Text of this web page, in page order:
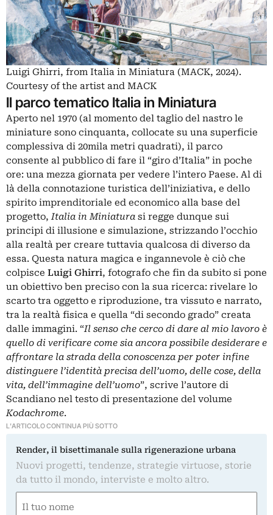
Luigi Ghirri, from Italia in Miniatura (MACK, 2024).
Courtesy of the artist and MACK
Il parco tematico Italia in Miniatura
Aperto nel 1970 (al momento del taglio del nastro le
miniature sono cinquanta, collocate su una superficie
complessiva di 20mila metri quadrati), il parco
consente al pubblico di fare il “giro d’Italia” in poche
ore: una mezza giornata per vedere l’intero Paese. Al di
là della connotazione turistica dell’iniziativa, e dello
spirito imprenditoriale ed economico alla base del
progetto,Italia in Miniatura si regge dunque sui
principi di illusione e simulazione, strizzando l’occhio
alla realtà per creare tuttavia qualcosa di diverso da
essa. Questa natura magica e ingannevole è ciò che
colpisce Luigi Ghirri, fotografo che fin da subito si pone
un obiettivo ben preciso con la sua ricerca: rivelare lo
scarto tra oggetto e riproduzione, tra vissuto e narrato,
tra la realtà fisica e quella “di secondo grado” creata
dalle immagini. “Il senso che cerco di dare al mio lavoro è
quello di verificare come sia ancora possibile desiderare e
affrontare la strada della conoscenza per poter infine
distinguere l’identità precisa dell’uomo, delle cose, della
vita, dell’immagine dell’uomo”, scrive l’autore di
Scandiano nel testo di presentazione del volume
Kodachrome.
L'ARTICOLO CONTINUA PIÙ SOTTO
Render, il bisettimanale sulla rigenerazione urbana
Nuovi progetti, tendenze, strategie virtuose, storie
da tutto il mondo, interviste e molto altro.
(Obbligatorio)